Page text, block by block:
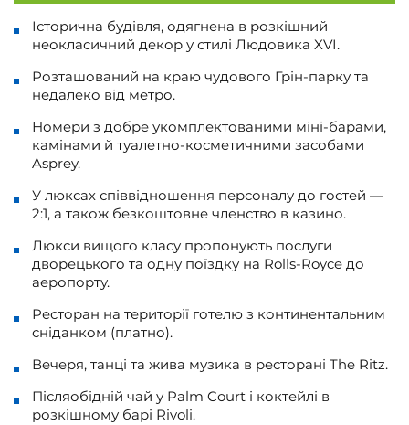
Історична будівля, одягнена в розкішний
неокласичний декор у стилі Людовика XVI.
Розташований на краю чудового Грін-парку та
недалеко від метро.
Номери з добре укомплектованими міні-барами,
камінами й туалетно-косметичними засобами
Asprey.
У люксах співвідношення персоналу до гостей —
2:1, а також безкоштовне членство в казино.
Люкси вищого класу пропонують послуги
дворецького та одну поїздку на Rolls-Royce до
аеропорту.
Ресторан на території готелю з континентальним
сніданком (платно).
Вечеря, танці та жива музика в ресторані The Ritz.
Післяобідній чай у Palm Court і коктейлі в
розкішному барі Rivoli.